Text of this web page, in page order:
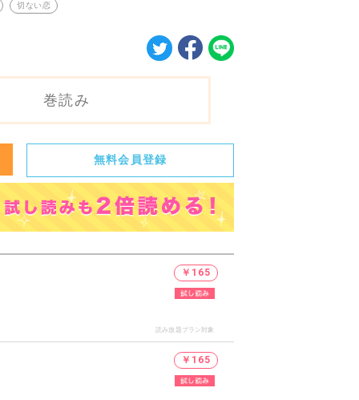
切ない恋
巻読み
無料会員登録
￥165
読み放題プラン対象
￥165